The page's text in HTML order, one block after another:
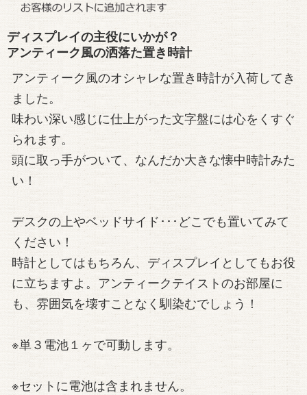
ディスプレイの主役にいかが？
アンティーク風の洒落た置き時計
アンティーク風のオシャレな置き時計が入荷してき
ました。
味わい深い感じに仕上がった文字盤には心をくすぐ
られます。
頭に取っ手がついて、なんだか大きな懐中時計みた
い！
デスクの上やベッドサイド･･･どこでも置いてみて
ください！
時計としてはもちろん、ディスプレイとしてもお役
に立ちますよ。アンティークテイストのお部屋に
も、雰囲気を壊すことなく馴染むでしょう！
※単３電池１ヶで可動します。
※セットに電池は含まれません。